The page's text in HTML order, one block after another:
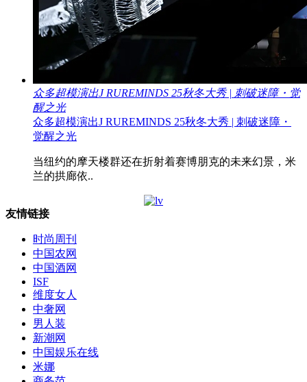
众多超模演出J RUREMINDS 25秋冬大秀 | 刺破迷障・觉
醒之光
众多超模演出J RUREMINDS 25秋冬大秀 | 刺破迷障・
觉醒之光
当纽约的摩天楼群还在折射着赛博朋克的未来幻景，米
兰的拱廊依..
友情链接
时尚周刊
中国农网
中国酒网
ISF
维度女人
中奢网
男人装
新潮网
中国娱乐在线
米娜